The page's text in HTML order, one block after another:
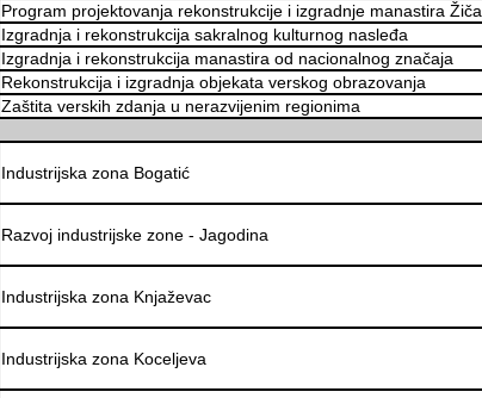
Program projektovanja rekonstrukcije i izgradnje manastira Žiča
Izgradnja i rekonstrukcija sakralnog kulturnog nasleđa
Izgradnja i rekonstrukcija manastira od nacionalnog značaja
Rekonstrukcija i izgradnja objekata verskog obrazovanja
Zaštita verskih zdanja u nerazvijenim regionima
Industrijska zona Bogatić
Razvoj industrijske zone - Jagodina
Industrijska zona Knjaževac
Industrijska zona Koceljeva